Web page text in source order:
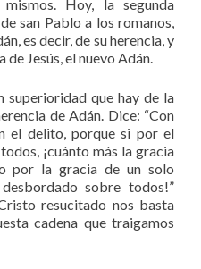
Hoy, la segunda
san Pablo a los romanos,
es decir, de su herencia, y
Jesús, el nuevo Adán.
superioridad que hay de la
de Adán. Dice: “Con
el delito, porque si por el
¡cuánto más la gracia
por la gracia de un solo
sobre todos!”
resucitado nos basta
cadena que traigamos